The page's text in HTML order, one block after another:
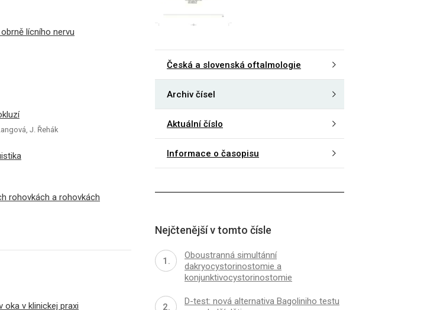
lícního nervu
J. Řehák
rohovkách a rohovkách
oka v klinickej praxi
Česká a slovenská oftalmologie
Archiv čísel
Aktuální číslo
Informace o časopisu
Nejčtenější v tomto čísle
Oboustranná simultánní
dakryocystorinostomie a
konjunktivocystorinostomie
D-test: nová alternativa Bagoliniho testu